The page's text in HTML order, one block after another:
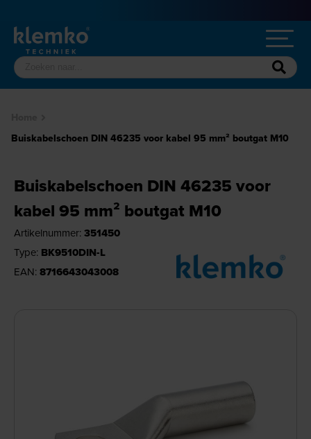
Buiskabelschoen DIN 46235 voor kabel 95 mm² boutgat M10
Buiskabelschoen DIN 46235 voor
kabel 95 mm² boutgat M10
Artikelnummer: 351450
Type: BK9510DIN-L
EAN: 8716643043008